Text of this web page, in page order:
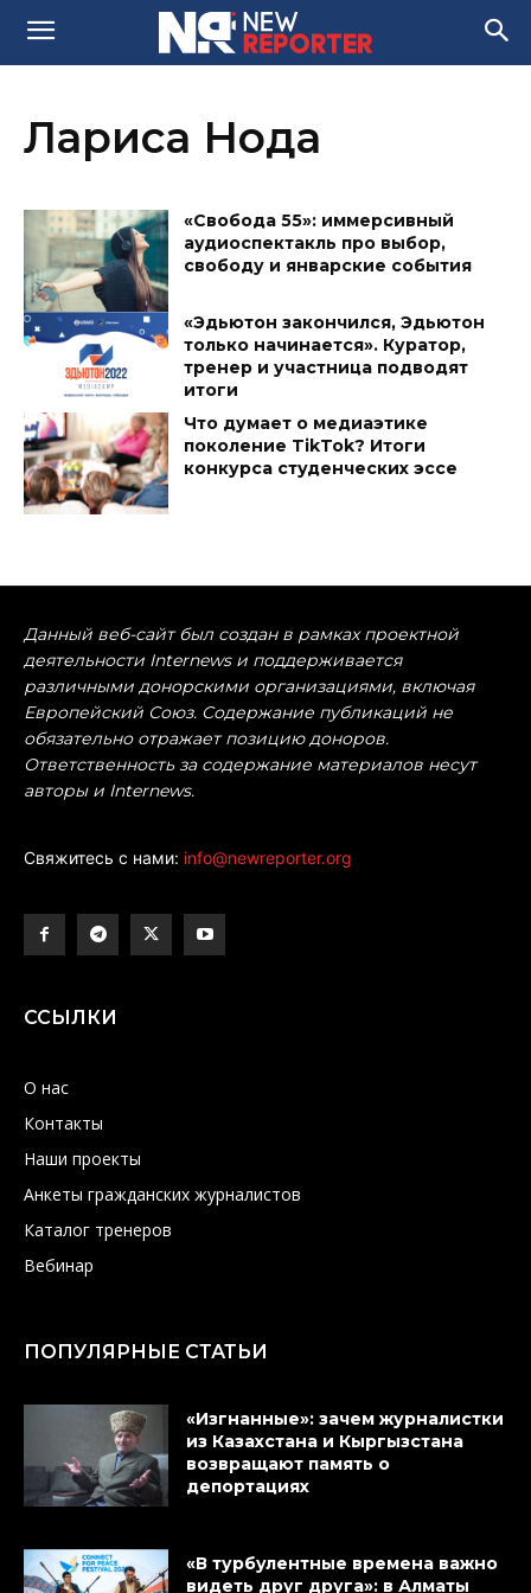
Лариса Нода
«Свобода 55»: иммерсивный
аудиоспектакль про выбор,
свободу и январские события
«Эдьютон закончился, Эдьютон
только начинается». Куратор,
тренер и участница подводят
итоги
Что думает о медиаэтике
поколение TikTok? Итоги
конкурса студенческих эссе
Данный веб-сайт был создан в рамках проектной
деятельности Internews и поддерживается
различными донорскими организациями, включая
Европейский Союз. Содержание публикаций не
обязательно отражает позицию доноров.
Ответственность за содержание материалов несут
авторы и Internews.
Свяжитесь с нами: info@newreporter.org
ССЫЛКИ
О нас
Контакты
Наши проекты
Анкеты гражданских журналистов
Каталог тренеров
Вебинар
ПОПУЛЯРНЫЕ СТАТЬИ
«Изгнанные»: зачем журналистки
из Казахстана и Кыргызстана
возвращают память о
депортациях
«В турбулентные времена важно
видеть друг друга»: в Алматы